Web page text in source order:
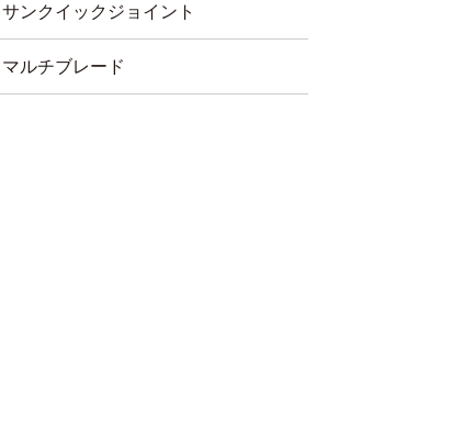
サンクイックジョイント
マルチブレード